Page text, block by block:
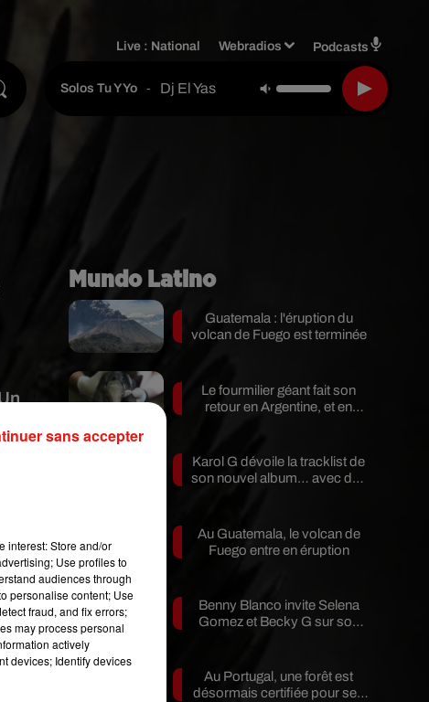
Live : National Webradios Podcasts
Solos Tu Y Yo - Dj El Yas
de
du
Mundo Latino
Guatemala : l'éruption du
volcan de Fuego est terminée
Le fourmilier géant fait son
retour en Argentine, et en
Karol G dévoile la tracklist de
son nouvel album… avec des
Au Guatemala, le volcan de
Fuego entre en éruption
Benny Blanco invite Selena
Gomez et Becky G sur son
Au Portugal, une forêt est
désormais certifiée pour ses
interest: Store and/or
Use profiles to
audiences through
personalise content; Use
fraud, and fix errors;
may process personal
actively
devices; Identify devices
sans accepter